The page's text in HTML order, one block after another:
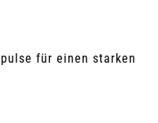
für einen starken